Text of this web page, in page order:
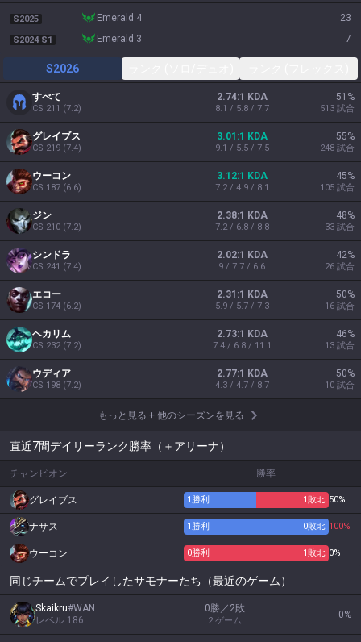
S2025 emerald 4 23
S2024 S1 emerald 3 7
S2026
すべて
CS 211 (7.2)
2.74:1 KDA
8.1 / 5.8 / 7.7
51 %
513 試合
グレイブス
CS 219 (7.4)
3.01:1 KDA
9.1 / 5.5 / 7.5
55%
248 試合
ウーコン
CS 187 (6.6)
3.12:1 KDA
7.2 / 4.9 / 8.1
45%
105 試合
ジン
CS 210 (7.2)
2.38:1 KDA
7.2 / 6.8 / 8.8
48%
33 試合
シンドラ
CS 241 (7.4)
2.02:1 KDA
9 / 7.7 / 6.6
42%
26 試合
エコー
CS 174 (6.2)
2.31:1 KDA
5.9 / 5.7 / 7.3
50%
16 試合
ヘカリム
CS 232(7.2)
2.73:1 KDA
7.4 / 6.8 / 11.1
46%
13 試合
ウディア
CS 198 (7.2)
2.77:1 KDA
4.3 / 4.7 / 8.7
50%
10 試合
もっと見る + 他のシーズンを見る
直近7間デイリーランク勝率（＋アリーナ）
チャンピオン 勝率
グレイブス 1 勝利 1敗北 50%
ナサス 1 勝利 0敗北 100%
ウーコン 0勝利 1敗北 0%
同じチームでプレイしたサモナーたち（最近のゲーム）
Skaikru#WAN
レベル 186
0勝／2敗
2 ゲーム
0%